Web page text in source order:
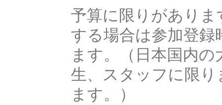
予算に限りがあり
する場合は参加登
ます。（日本国内
生、スタッフに限
ます。）